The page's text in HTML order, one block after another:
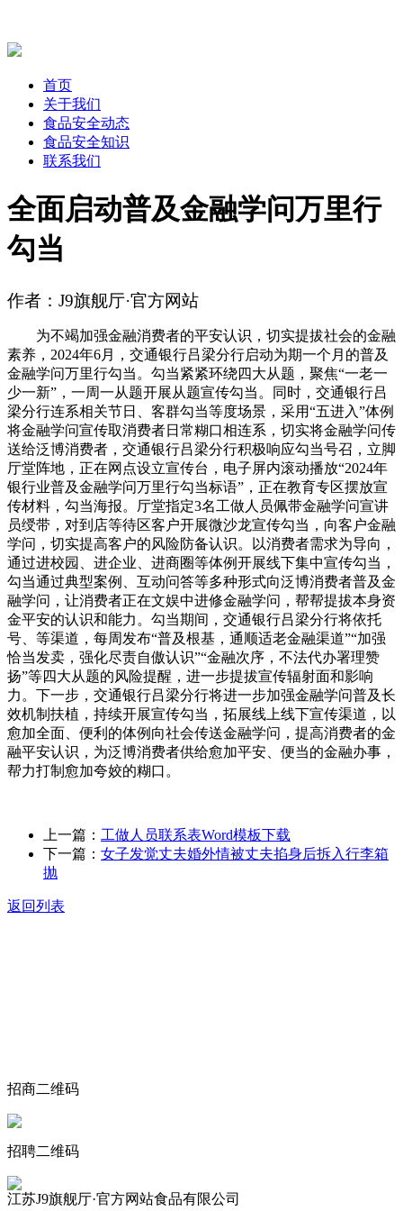
首页
关于我们
食品安全动态
食品安全知识
联系我们
全面启动普及金融学问万里行
勾当
作者：J9旗舰厅·官方网站
为不竭加强金融消费者的平安认识，切实提拔社会的金融
素养，2024年6月，交通银行吕梁分行启动为期一个月的普及
金融学问万里行勾当。勾当紧紧环绕四大从题，聚焦“一老一
少一新”，一周一从题开展从题宣传勾当。同时，交通银行吕
梁分行连系相关节日、客群勾当等度场景，采用“五进入”体例
将金融学问宣传取消费者日常糊口相连系，切实将金融学问传
送给泛博消费者，交通银行吕梁分行积极响应勾当号召，立脚
厅堂阵地，正在网点设立宣传台，电子屏内滚动播放“2024年
银行业普及金融学问万里行勾当标语”，正在教育专区摆放宣
传材料，勾当海报。厅堂指定3名工做人员佩带金融学问宣讲
员绶带，对到店等待区客户开展微沙龙宣传勾当，向客户金融
学问，切实提高客户的风险防备认识。以消费者需求为导向，
通过进校园、进企业、进商圈等体例开展线下集中宣传勾当，
勾当通过典型案例、互动问答等多种形式向泛博消费者普及金
融学问，让消费者正在文娱中进修金融学问，帮帮提拔本身资
金平安的认识和能力。勾当期间，交通银行吕梁分行将依托
号、等渠道，每周发布“普及根基，通顺适老金融渠道”“加强
恰当发卖，强化尽责自傲认识”“金融次序，不法代办署理赞
扬”等四大从题的风险提醒，进一步提拔宣传辐射面和影响
力。下一步，交通银行吕梁分行将进一步加强金融学问普及长
效机制扶植，持续开展宣传勾当，拓展线上线下宣传渠道，以
愈加全面、便利的体例向社会传送金融学问，提高消费者的金
融平安认识，为泛博消费者供给愈加平安、便当的金融办事，
帮力打制愈加夸姣的糊口。
上一篇： 工做人员联系表Word模板下载
下一篇： 女子发觉丈夫婚外情被丈夫掐身后拆入行李箱
抛
返回列表
招商二维码
招聘二维码
江苏J9旗舰厅·官方网站食品有限公司